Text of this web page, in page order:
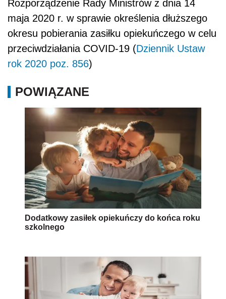
Rozporządzenie Rady Ministrów z dnia 14
maja 2020 r. w sprawie określenia dłuższego
okresu pobierania zasiłku opiekuńczego w celu
przeciwdziałania COVID-19 (Dziennik Ustaw
rok 2020 poz. 856)
POWIĄZANE
Dodatkowy zasiłek opiekuńczy do końca roku
szkolnego